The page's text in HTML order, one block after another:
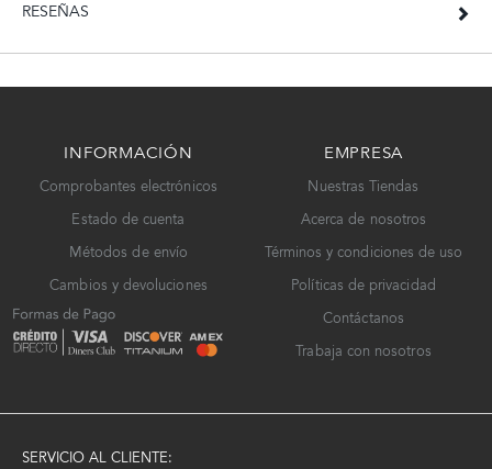
RESEÑAS
INFORMACIÓN
Comprobantes electrónicos
Estado de cuenta
Métodos de envío
Cambios y devoluciones
EMPRESA
Nuestras Tiendas
Acerca de nosotros
Términos y condiciones de uso
Políticas de privacidad
Contáctanos
Trabaja con nosotros
SERVICIO AL CLIENTE: